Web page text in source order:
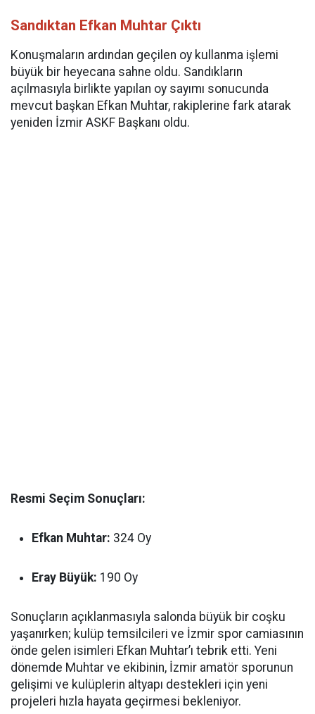
Sandıktan Efkan Muhtar Çıktı
Konuşmaların ardından geçilen oy kullanma işlemi
büyük bir heyecana sahne oldu. Sandıkların
açılmasıyla birlikte yapılan oy sayımı sonucunda
mevcut başkan Efkan Muhtar, rakiplerine fark atarak
yeniden İzmir ASKF Başkanı oldu.
Resmi Seçim Sonuçları:
Efkan Muhtar: 324 Oy
Eray Büyük: 190 Oy
Sonuçların açıklanmasıyla salonda büyük bir coşku
yaşanırken; kulüp temsilcileri ve İzmir spor camiasının
önde gelen isimleri Efkan Muhtar’ı tebrik etti. Yeni
dönemde Muhtar ve ekibinin, İzmir amatör sporunun
gelişimi ve kulüplerin altyapı destekleri için yeni
projeleri hızla hayata geçirmesi bekleniyor.